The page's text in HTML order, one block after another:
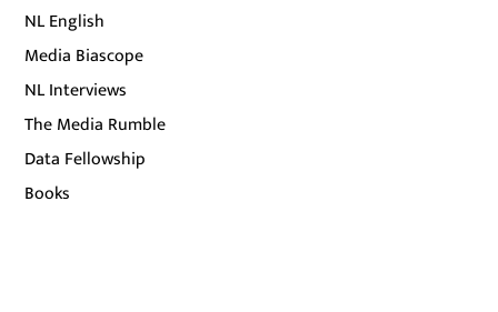
NL English
Media Biascope
NL Interviews
The Media Rumble
Data Fellowship
Books